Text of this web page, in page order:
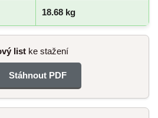
18.68 kg
list ke stažení
Stáhnout PDF